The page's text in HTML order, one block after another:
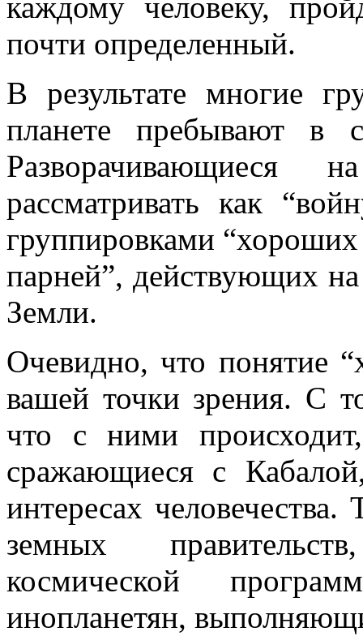
каждому человеку,
почти определенный.
В результате многие
планете пребывают в
рассматривать как
группировками
парней”, действующих
Земли.
Очевидно, что понятие
вашей точки зрения. С
что с ними
сражающиеся с
интересах
земных
космической
инопланетян,